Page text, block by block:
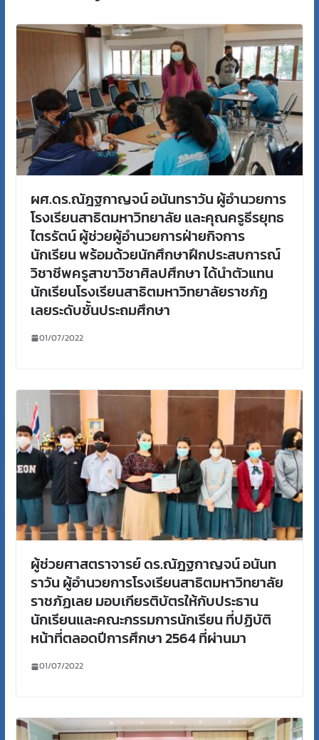
ผศ.ดร.ณัฎฐกาญจน์ อนันทราวัน ผู้อำนวยการ
โรงเรียนสาธิตมหาวิทยาลัย และคุณครูธีรยุทธ
ไตรรัตน์ ผู้ช่วยผู้อำนวยการฝ่ายกิจการ
นักเรียน พร้อมด้วยนักศึกษาฝึกประสบการณ์
วิชาชีพครูสาขาวิชาศิลปศึกษา ได้นำตัวแทน
นักเรียนโรงเรียนสาธิตมหาวิทยาลัยราชภัฏ
เลยระดับชั้นประถมศึกษา
01/07/2022
ผู้ช่วยศาสตราจารย์ ดร.ณัฎฐกาญจน์ อนันท
ราวัน ผู้อำนวยการโรงเรียนสาธิตมหาวิทยาลัย
ราชภัฏเลย มอบเกียรติบัตรให้กับประธาน
นักเรียนและคณะกรรมการนักเรียน ที่ปฏิบัติ
หน้าที่ตลอดปีการศึกษา 2564 ที่ผ่านมา
01/07/2022